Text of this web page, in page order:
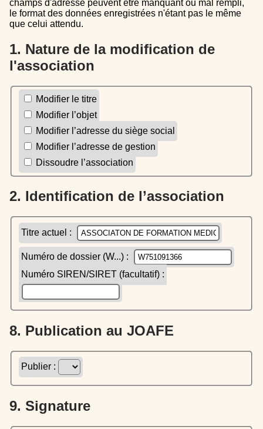
champs d'adresse peuvent être manquant ou mal rempli,
le format des données enregistrées n'étant pas le même
que celui attendu.
1. Nature de la modification de
l'association
Modifier le titre
Modifier l’objet
Modifier l’adresse du siège social
Modifier l’adresse de gestion
Dissoudre l’association
2. Identification de l’association
Titre actuel :
Numéro de dossier (W...) :
Numéro SIREN/SIRET (facultatif) :
8. Publication au JOAFE
Publier :
9. Signature